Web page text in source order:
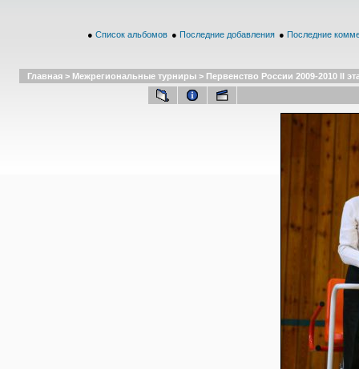
● Список альбомов ● Последние добавления ● Последние
Главная > Межрегиональные турниры > Первенство России 2009-2010 II